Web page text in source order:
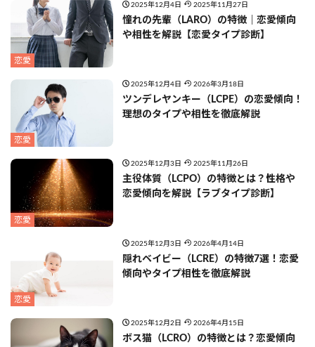
恋愛
2025年12月4日 2025年11月27日
憧れの先輩（LARO）の特徴｜恋愛傾向
や相性を解説【恋愛タイプ診断】
恋愛
2025年12月4日 2026年3月18日
ツンデレヤンキー（LCPE）の恋愛傾向！
理想のタイプや相性を徹底解説
恋愛
2025年12月3日 2025年11月26日
主役体質（LCPO）の特徴とは？性格や
恋愛傾向を解説【ラブタイプ診断】
恋愛
2025年12月3日 2026年4月14日
隠れベイビー（LCRE）の特徴7選！恋愛
傾向やタイプ相性を徹底解説
2025年12月2日 2026年4月15日
ボス猫（LCRO）の特徴とは？恋愛傾向